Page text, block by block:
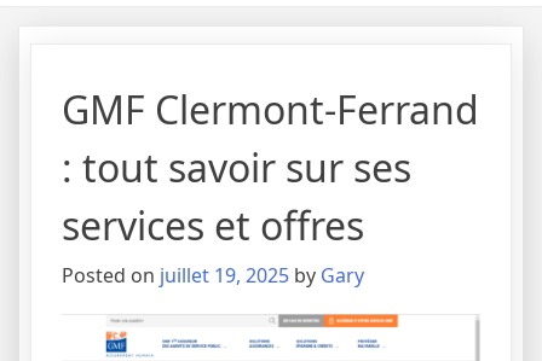
GMF Clermont-Ferrand
: tout savoir sur ses
services et offres
Posted on juillet 19, 2025 by Gary